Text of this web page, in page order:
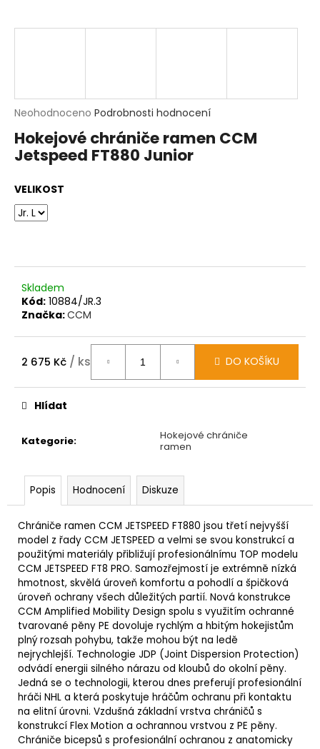
Průměrné
produktu
je
5
hvězdiček.
Neohodnoceno Podrobnosti hodnocení
Hokejové chrániče ramen CCM
Jetspeed FT880 Junior
VELIKOST
Skladem
Kód: 10884/JR.3
Značka:CCM
2 675 Kč / ks
cena:
DO KOŠÍKU
Kategorie:
Hokejové chrániče
ramen
Hlídat
Popis Hodnocení Diskuze
Chrániče ramen CCM JETSPEED FT880 jsou třetí nejvyšší
model z řady CCM JETSPEED a velmi se svou konstrukcí a
použitými materiály přibližují profesionálnímu TOP modelu
CCM JETSPEED FT8 PRO. Samozřejmostí je extrémně nízká
hmotnost, skvělá úroveň komfortu a pohodlí a špičková
úroveň ochrany všech důležitých partií. Nová konstrukce
CCM Amplified Mobility Design spolu s využitím ochranné
tvarované pěny PE dovoluje rychlým a hbitým hokejistům
plný rozsah pohybu, takže mohou být na ledě
nejrychlejší. Technologie JDP (Joint Dispersion Protection)
odvádí energii silného nárazu od kloubů do okolní pěny.
Jedná se o technologii, kterou dnes preferují profesionální
hráči NHL a která poskytuje hráčům ochranu při kontaktu
na elitní úrovni. Vzdušná základní vrstva chráničů s
konstrukcí Flex Motion a ochrannou vrstvou z PE pěny.
Chrániče bicepsů s profesionální ochranou z anatomicky
D
o
p
o
r
č
u
e